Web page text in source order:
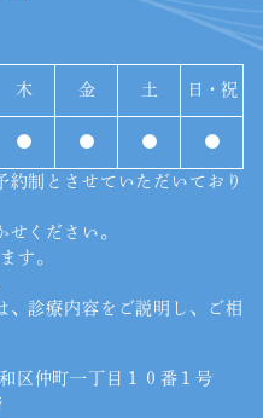
木 金 土 日・祝
● ● ● ●
約制とさせていただいており
ください。
す。
診療内容をご説明し、ご相
区仲町一丁目１０番１号